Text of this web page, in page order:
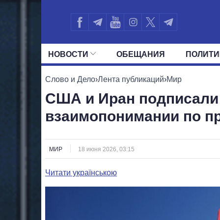
НОВОСТИ ОБЕЩАНИЯ
ВСЕ ПОЛИТИКИ ПРЕЗИДЕНТ И
Слово и Дело›Лента публикаций›Мир
США и Иран
взаимопонимании по
МИР 18 июня 2026, 03:15
Читати українською